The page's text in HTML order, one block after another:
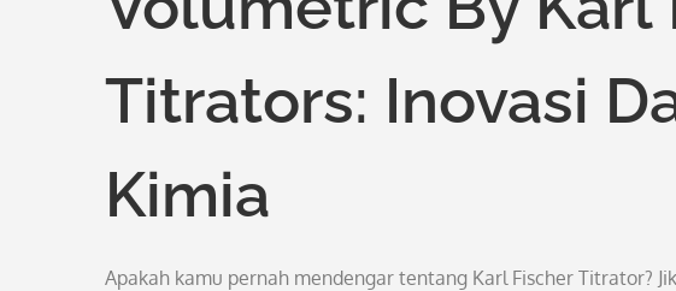
Titrators: Inovasi
Kimia
Apakah kamu pernah mendengar tentang Karl Fischer Titrator?